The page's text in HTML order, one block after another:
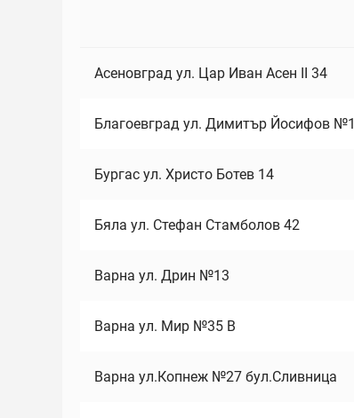
Асеновград ул. Цар Иван Асен II 34
Благоевград ул. Димитър Йосифов №1
Бургас ул. Христо Ботев 14
Бяла ул. Стефан Стамболов 42
Варна ул. Дрин №13
Варна ул. Мир №35 В
Варна ул.Копнеж №27 бул.Сливница